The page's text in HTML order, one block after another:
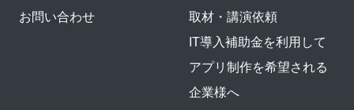
お問い合わせ
取材・講演依頼
IT導入補助金を利用して
アプリ制作を希望される
企業様へ